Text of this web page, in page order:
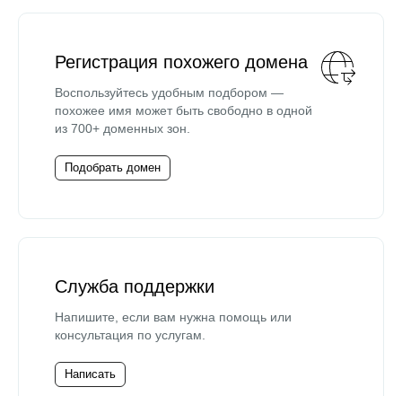
Регистрация похожего домена
Воспользуйтесь удобным подбором —
похожее имя может быть свободно в одной
из 700+ доменных зон.
Подобрать домен
Служба поддержки
Напишите, если вам нужна помощь или
консультация по услугам.
Написать